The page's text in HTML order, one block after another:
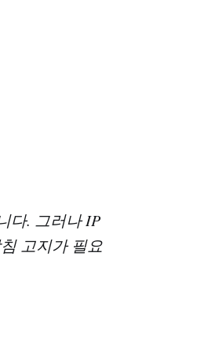
다. 그러나 IP
고지가 필요